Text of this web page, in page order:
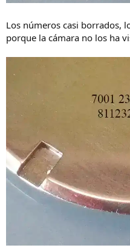
Los números casi borrados,
porque la cámara no los ha